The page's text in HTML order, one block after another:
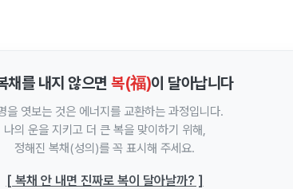
채를 내지 않으면 복(福)이 달아납니다
을 엿보는 것은 에너지를 교환하는 과정입니다.
나의 운을 지키고 더 큰 복을 맞이하기 위해,
정해진 복채(성의)를 꼭 표시해 주세요.
[ 복채 안 내면 진짜로 복이 달아날까? ]